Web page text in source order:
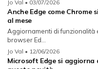
Jo Val • 03/07/2026
Anche Edge come Chrome
al mese
Aggiornamenti di funzionalità
browser Ed...
Jo Val • 12/06/2026
Microsoft Edge si aggiorna